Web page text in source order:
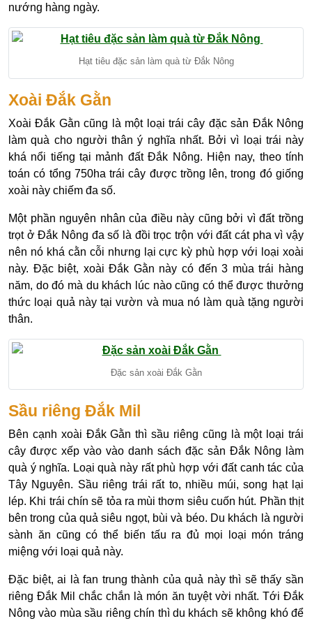
nướng hàng ngày.
Hạt tiêu đặc sản làm quà từ Đắk Nông
Xoài Đắk Gằn
Xoài Đắk Gằn cũng là một loại trái cây đặc sản Đắk Nông
làm quà cho người thân ý nghĩa nhất. Bởi vì loại trái này
khá nổi tiếng tại mảnh đất Đắk Nông. Hiện nay, theo tính
toán có tổng 750ha trái cây được trồng lên, trong đó giống
xoài này chiếm đa số.
Một phần nguyên nhân của điều này cũng bởi vì đất trồng
trọt ở Đắk Nông đa số là đồi trọc trộn với đất cát pha vì vậy
nên nó khá cằn cỗi nhưng lại cực kỳ phù hợp với loại xoài
này. Đặc biệt, xoài Đắk Gằn này có đến 3 mùa trái hàng
năm, do đó mà du khách lúc nào cũng có thể được thưởng
thức loại quả này tại vườn và mua nó làm quà tặng người
thân.
Đặc sản xoài Đắk Gằn
Sầu riêng Đắk Mil
Bên cạnh xoài Đắk Gằn thì sầu riêng cũng là một loại trái
cây được xếp vào vào danh sách đặc sản Đắk Nông làm
quà ý nghĩa. Loại quà này rất phù hợp với đất canh tác của
Tây Nguyên. Sầu riêng trái rất to, nhiều múi, song hạt lại
lép. Khi trái chín sẽ tỏa ra mùi thơm siêu cuốn hút. Phần thịt
bên trong của quả siêu ngọt, bùi và béo. Du khách là người
sành ăn cũng có thể biến tấu ra đủ mọi loại món tráng
miệng với loại quả này.
Đặc biệt, ai là fan trung thành của quả này thì sẽ thấy sần
riêng Đắk Mil chắc chắn là món ăn tuyệt vời nhất. Tới Đắk
Nông vào mùa sầu riêng chín thì du khách sẽ không khó để